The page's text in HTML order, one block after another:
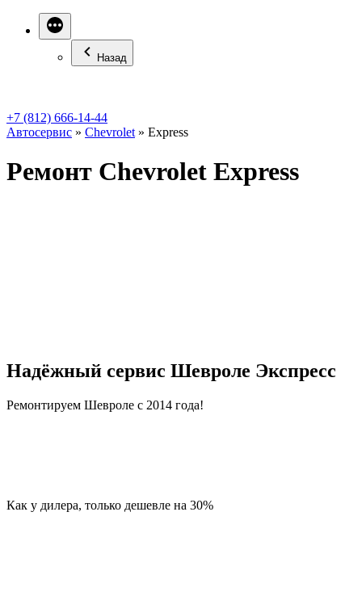
Назад
+7 (812) 666-14-44
Автосервис » Chevrolet » Express
Ремонт Chevrolet Express
Надёжный сервис Шевроле Экспресс
Ремонтируем Шевроле с 2014 года!
Как у дилера, только дешевле на 30%